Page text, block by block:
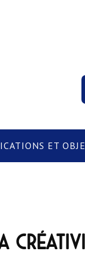
ET